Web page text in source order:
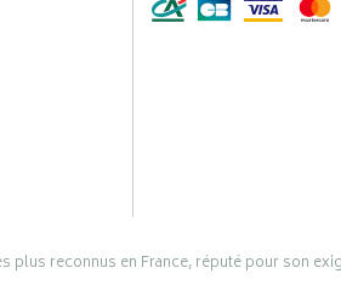
plus reconnus en France, réputé pour son